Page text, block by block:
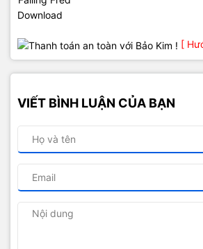
Download
[
VIẾT BÌNH LUẬN CỦA BẠN